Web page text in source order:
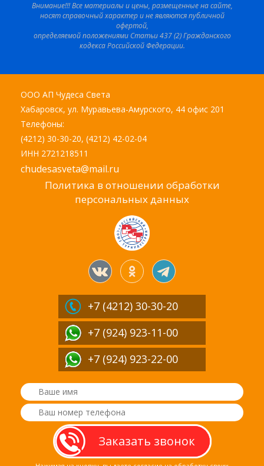
Внимание!!! Все материалы и цены, размещенные на сайте,
носят справочный характер и не являются публичной
офертой,
определяемой положениями Статьи 437 (2) Гражданского
кодекса Российской Федерации.
ООО АП Чудеса Света
Хабаровск, ул. Муравьева-Амурского, 44 офис 201
Телефоны:
(4212) 30-30-20, (4212) 42-02-04
ИНН 2721218511
chudesasveta@mail.ru
Политика в отношении обработки
персональных данных
+7 (4212) 30-30-20
+7 (924) 923-11-00
+7 (924) 923-22-00